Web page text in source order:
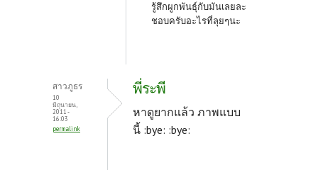
รู้สึกผูกพันธุ์กับมันเลยละ
ชอบครับอะไรที่ลุยๆนะ
สาวภูธร
10
มิถุนายน,
2011 -
16:03
permalink
พี่ระพี
หาดูยากแล้ว ภาพแบบ
นี้ :bye: :bye: